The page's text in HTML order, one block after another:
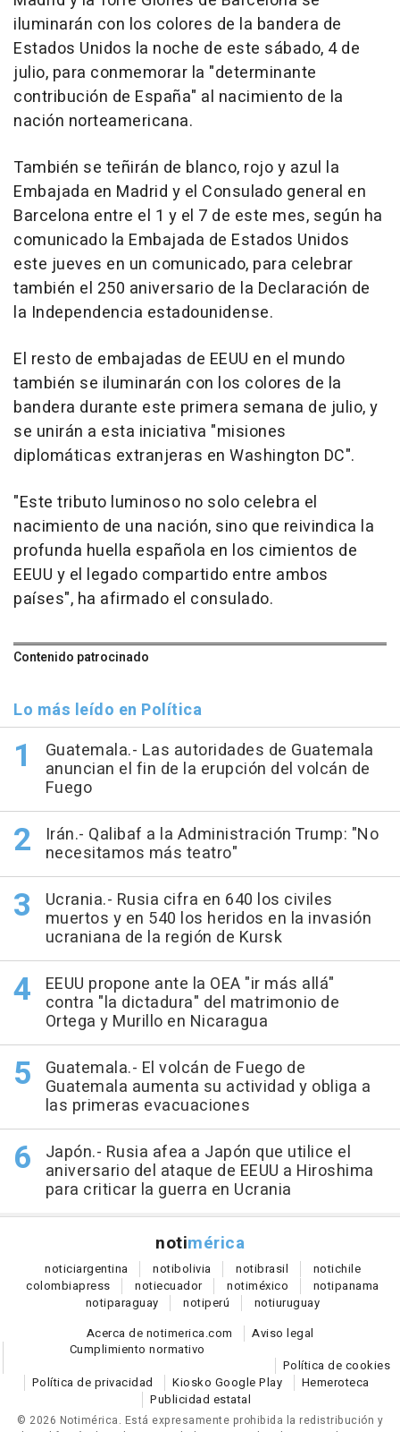
iluminarán con los colores de la bandera de
Estados Unidos la noche de este sábado, 4 de
julio, para conmemorar la "determinante
contribución de España" al nacimiento de la
nación norteamericana.
También se teñirán de blanco, rojo y azul la
Embajada en Madrid y el Consulado general en
Barcelona entre el 1 y el 7 de este mes, según ha
comunicado la Embajada de Estados Unidos
este jueves en un comunicado, para celebrar
también el 250 aniversario de la Declaración de
la Independencia estadounidense.
El resto de embajadas de EEUU en el mundo
también se iluminarán con los colores de la
bandera durante este primera semana de julio, y
se unirán a esta iniciativa "misiones
diplomáticas extranjeras en Washington DC".
"Este tributo luminoso no solo celebra el
nacimiento de una nación, sino que reivindica la
profunda huella española en los cimientos de
EEUU y el legado compartido entre ambos
países", ha afirmado el consulado.
Contenido patrocinado
Lo más leído en Política
Guatemala.- Las autoridades de Guatemala
anuncian el fin de la erupción del volcán de
Fuego
Irán.- Qalibaf a la Administración Trump: "No
necesitamos más teatro"
Ucrania.- Rusia cifra en 640 los civiles
muertos y en 540 los heridos en la invasión
ucraniana de la región de Kursk
EEUU propone ante la OEA "ir más allá"
contra "la dictadura" del matrimonio de
Ortega y Murillo en Nicaragua
Guatemala.- El volcán de Fuego de
Guatemala aumenta su actividad y obliga a
las primeras evacuaciones
Japón.- Rusia afea a Japón que utilice el
aniversario del ataque de EEUU a Hiroshima
para criticar la guerra en Ucrania
notimérica
noticiargentina notibolivia notibrasil notichile
colombiapress notiecuador notiméxico notipanama
notiparaguay notiperú notiuruguay
Acerca de notimerica.com
Aviso legal
Cumplimiento normativo
Política de cookies
Política de privacidad
Kiosko Google Play
Hemeroteca
Publicidad estatal
© 2026 Notimérica. Está expresamente prohibida la redistribución y